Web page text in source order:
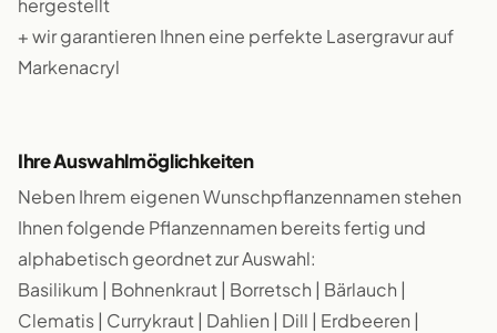
hergestellt
+ wir garantieren Ihnen eine perfekte Lasergravur auf
Markenacryl
Ihre Auswahlmöglichkeiten
Neben Ihrem eigenen Wunschpflanzennamen stehen
Ihnen folgende Pflanzennamen bereits fertig und
alphabetisch geordnet zur Auswahl:
Basilikum | Bohnenkraut | Borretsch | Bärlauch |
Clematis | Currykraut | Dahlien | Dill | Erdbeeren |